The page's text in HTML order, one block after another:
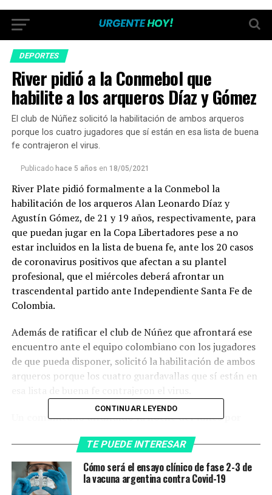
DEPORTES
River pidió a la Conmebol que
habilite a los arqueros Díaz y Gómez
El club de Núñez solicitó la habilitación de ambos arqueros
porque los cuatro jugadores que sí están en esa lista de buena
fe contrajeron el virus.
Publicado hace 5 años en 18/05/2021
River Plate pidió formalmente a la Conmebol la
habilitación de los arqueros Alan Leonardo Díaz y
Agustín Gómez, de 21 y 19 años, respectivamente, para
que puedan jugar en la Copa Libertadores pese a no
estar incluidos en la lista de buena fe, ante los 20 casos
de coronavirus positivos que afectan a su plantel
profesional, que el miércoles deberá afrontar un
trascendental partido ante Independiente Santa Fe de
Colombia.
Además de ratificar el club de Núñez que afrontará ese
encuentro ante el equipo colombiano con los jugadores
de que pueda disponer, solicitó la habilitación de ambos
arqueros porque los cuatro guardavallas que sí están en
Un comunicado difundido la noche del lunes por
«A 432 días de declarada la pandemia internacional de
Covid-19, el Club Atlético River Plate se encuentra hoy
con un plantel de fútbol que, pese a haber cumplido con
CONTINUAR LEYENDO
TE PUEDE INTERESAR
Cómo será el ensayo clínico de fase 2-3 de
la vacuna argentina contra Covid-19